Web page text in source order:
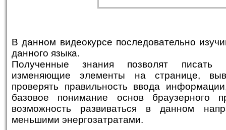
В данном видеокурсе последовательно
данного языка.
Полученные знания позволят писать
изменяющие элементы на странице,
проверять правильность ввода
базовое понимание основ браузерного
возможность развиваться в данном
меньшими энергозатратами.